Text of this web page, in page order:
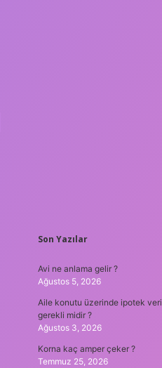
Son Yazılar
Avi ne anlama gelir ?
Ağustos 5, 2026
Aile konutu üzerinde ipotek
gerekli midir ?
Ağustos 3, 2026
Korna kaç amper çeker ?
Temmuz 25, 2026
vdcasino güncel giriş